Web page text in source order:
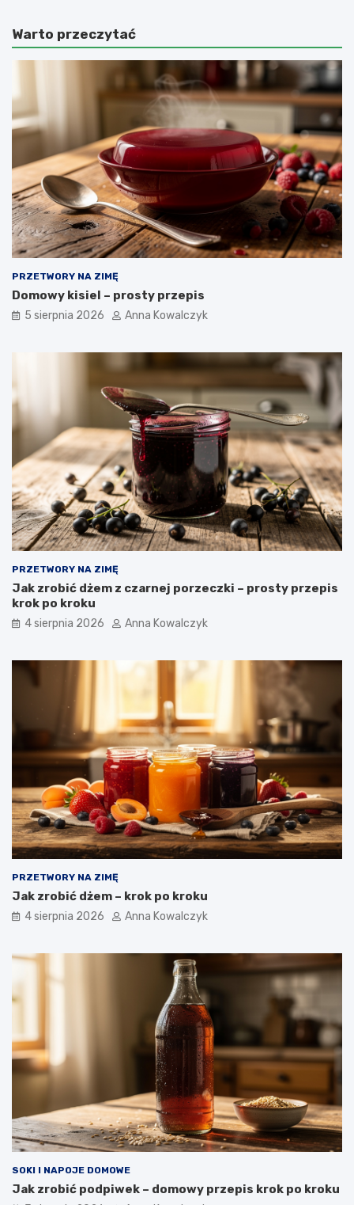
Warto przeczytać
PRZETWORY NA ZIMĘ
Domowy kisiel – prosty przepis
5 sierpnia 2026 Anna Kowalczyk
PRZETWORY NA ZIMĘ
Jak zrobić dżem z czarnej porzeczki – prosty przepis
krok po kroku
4 sierpnia 2026 Anna Kowalczyk
PRZETWORY NA ZIMĘ
Jak zrobić dżem – krok po kroku
4 sierpnia 2026 Anna Kowalczyk
SOKI I NAPOJE DOMOWE
Jak zrobić podpiwek – domowy przepis krok po kroku